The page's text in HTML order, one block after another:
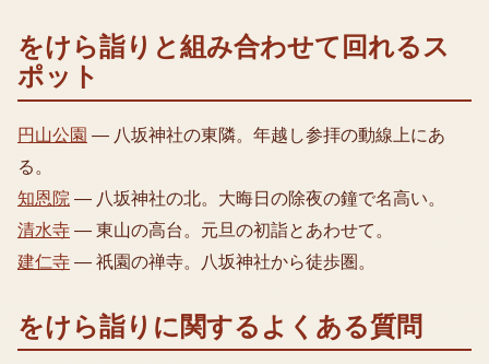
をけら詣り と組み合わせて回れるス
ポット
円山公園 — 八坂神社の東隣。年越し参拝の動線上にあ
る。
知恩院 — 八坂神社の北。大晦日の除夜の鐘で名高い。
清水寺 — 東山の高台。元旦の初詣とあわせて。
建仁寺 — 祇園の禅寺。八坂神社から徒歩圏。
をけら詣り に関するよくある質問